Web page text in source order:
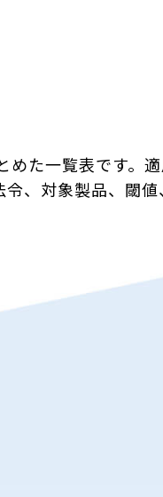
めた一覧表です。
、対象製品、閾値